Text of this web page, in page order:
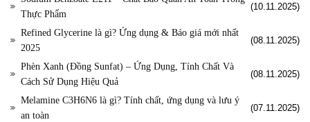
Thực Phẩm
(10.11.2025)
Refined Glycerine là gì? Ứng dụng & Báo giá mới nhất
2025
(08.11.2025)
Phèn Xanh (Đồng Sunfat) – Ứng Dụng, Tính Chất Và
Cách Sử Dụng Hiệu Quả
(08.11.2025)
Melamine C3H6N6 là gì? Tính chất, ứng dụng và lưu ý
an toàn
(07.11.2025)